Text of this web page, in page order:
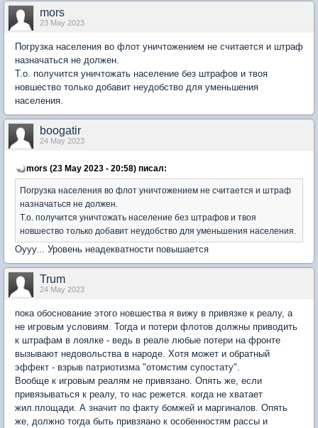
mors
23 May 2023
Погрузка населения во флот уничтожением не считается и штраф
назначаться не должен.
Т.о. получится уничтожать население без штрафов и твоя
новшество только добавит неудобство для уменьшения
населения.
boogatir
24 May 2023
mors (23 May 2023 - 20:58) писал:
Погрузка населения во флот уничтожением не считается и штраф
назначаться не должен.
Т.о. получится уничтожать население без штрафов и твоя
новшество только добавит неудобство для уменьшения населения.
Оууу... Уровень неадекватности повышается
Trum
24 May 2023
пока обоснование этого новшества я вижу в привязке к реалу, а
не игровым условиям. Тогда и потери флотов должны приводить
к штрафам в лоялке - ведь в реале любые потери на фронте
вызывают недовольства в народе. Хотя может и обратный
эффект - взрыв патриотизма "отомстим супостату".
Вообще к игровым реалям не привязано. Опять же, если
привязываться к реалу, то нас режется. когда не хватает
жил.площади. А значит по факту бомжей и маргиналов. Опять
же, должно тогда быть привзяано к особенностям рассы и